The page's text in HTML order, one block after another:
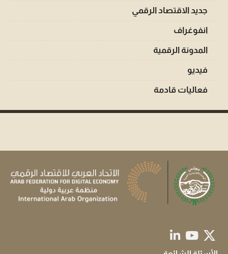
جديد الاقتصاد الرقمي
انفوغراف
المدونة الرقمية
فيديو
فعاليات قادمة